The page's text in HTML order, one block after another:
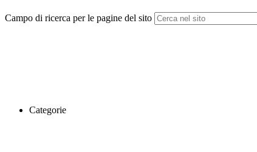
Campo di ricerca per le pagine del sito
Categorie